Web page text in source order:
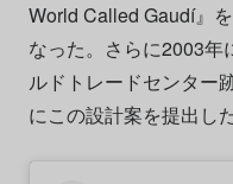
World Called Gaudí』
なった。さらに2003年
ルドトレードセンター
にこの設計案を提出し